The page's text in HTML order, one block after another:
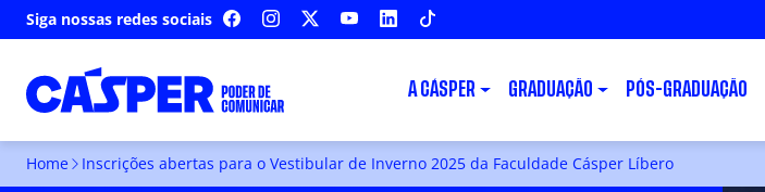
Siga nossas redes sociais FACEBOOKINSTAGRAM YOUTUBELINKEDIN
A CÁSPER GRADUAÇÃO PÓS-GRADUAÇÃO
Home Inscrições abertas para o Vestibular de Inverno 2025 da Faculdade Cásper Líbero